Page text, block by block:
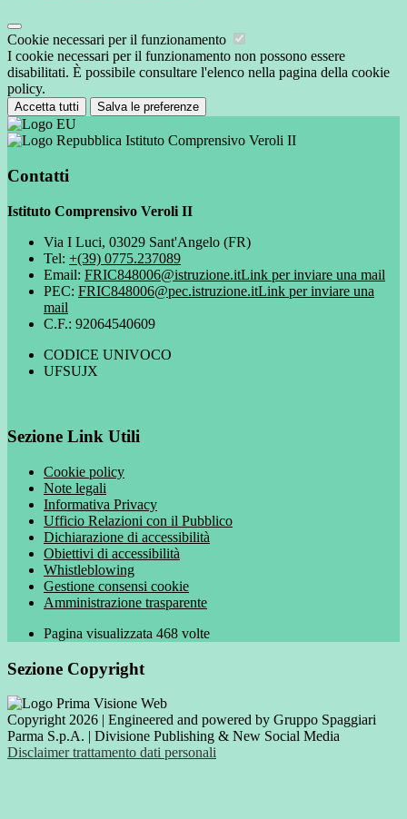
Cookie necessari per il funzionamento
I cookie necessari per il funzionamento non possono essere
disabilitati. È possibile consultare l'elenco nella pagina della cookie
policy.
Accetta tutti Salva le preferenze
Istituto Comprensivo Veroli II
Contatti
Istituto Comprensivo Veroli II
Via I Luci, 03029 Sant'Angelo (FR)
Tel: +(39) 0775.237089
Email: FRIC848006@istruzione.itLink per inviare una mail
PEC: FRIC848006@pec.istruzione.itLink per inviare una
mail
C.F.: 92064540609
CODICE UNIVOCO
UFSUJX
Sezione Link Utili
Cookie policy
Note legali
Informativa Privacy
Ufficio Relazioni con il Pubblico
Dichiarazione di accessibilità
Obiettivi di accessibilità
Whistleblowing
Gestione consensi cookie
Amministrazione trasparente
Pagina visualizzata 468 volte
Sezione Copyright
Copyright 2026 | Engineered and powered by Gruppo Spaggiari
Parma S.p.A. | Divisione Publishing & New Social Media
Disclaimer trattamento dati personali